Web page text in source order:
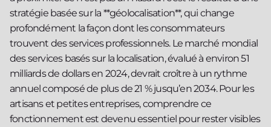
stratégie basée sur la **géolocalisation**, qui change
profondément la façon dont les consommateurs
trouvent des services professionnels. Le marché mondial
des services basés sur la localisation, évalué à environ 51
milliards de dollars en 2024, devrait croître à un rythme
annuel composé de plus de 21 % jusqu’en 2034. Pour les
artisans et petites entreprises, comprendre ce
fonctionnement est devenu essentiel pour rester visibles